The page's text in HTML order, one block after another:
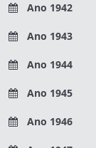
Ano 1942
Ano 1943
Ano 1944
Ano 1945
Ano 1946